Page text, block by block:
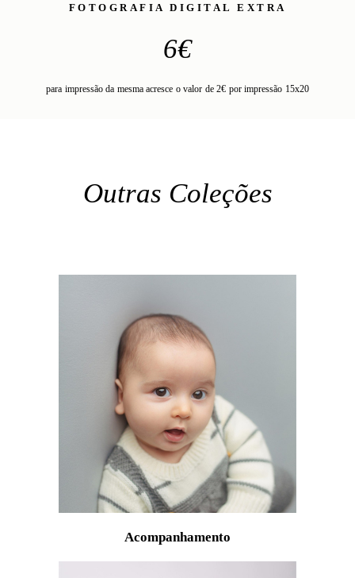
FOTOGRAFIA DIGITAL EXTRA
6€
para impressão da mesma acresce o valor de 2€ por impressão 15x20
Outras Coleções
Acompanhamento